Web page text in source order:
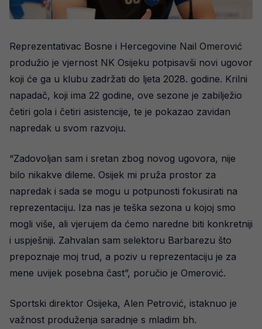
Reprezentativac Bosne i Hercegovine Nail Omerović
produžio je vjernost NK Osijeku potpisavši novi ugovor
koji će ga u klubu zadržati do ljeta 2028. godine. Krilni
napadač, koji ima 22 godine, ove sezone je zabilježio
četiri gola i četiri asistencije, te je pokazao zavidan
napredak u svom razvoju.
“Zadovoljan sam i sretan zbog novog ugovora, nije
bilo nikakve dileme. Osijek mi pruža prostor za
napredak i sada se mogu u potpunosti fokusirati na
reprezentaciju. Iza nas je teška sezona u kojoj smo
mogli više, ali vjerujem da ćemo naredne biti konkretniji
i uspješniji. Zahvalan sam selektoru Barbarezu što
prepoznaje moj trud, a poziv u reprezentaciju je za
mene uvijek posebna čast”, poručio je Omerović.
Sportski direktor Osijeka, Alen Petrović, istaknuo je
važnost produženja saradnje s mladim bh.